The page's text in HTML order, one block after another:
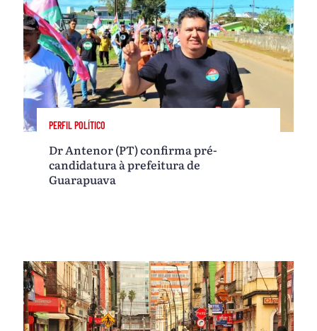
PERFIL POLÍTICO
Dr Antenor (PT) confirma pré-
candidatura à prefeitura de
Guarapuava